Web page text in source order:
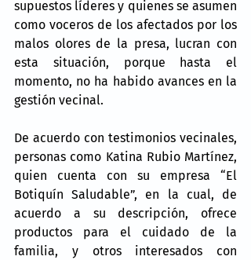
supuestos líderes y quienes se asumen
como voceros de los afectados por los
malos olores de la presa, lucran con
esta situación, porque hasta el
momento, no ha habido avances en la
gestión vecinal.
De acuerdo con testimonios vecinales,
personas como Katina Rubio Martínez,
quien cuenta con su empresa “El
Botiquín Saludable”, en la cual, de
acuerdo a su descripción, ofrece
productos para el cuidado de la
familia, y otros interesados con